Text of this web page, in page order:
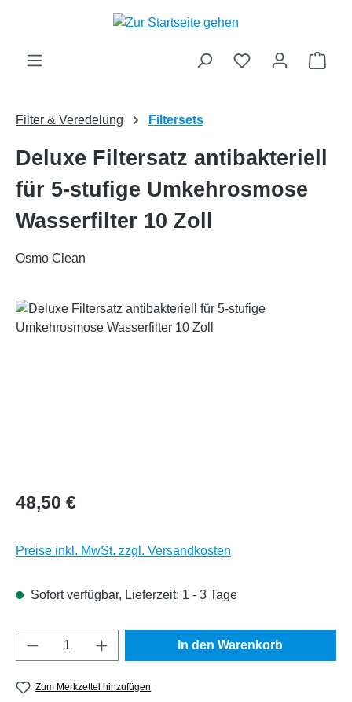
Zum Hauptinhalt springen
Filter & Veredelung Filtersets
Deluxe Filtersatz antibakteriell
für 5-stufige Umkehrosmose
Wasserfilter 10 Zoll
Osmo Clean
Bildergalerie überspringen
Regulärer Preis:
48,50 €
Preise inkl. MwSt. zzgl. Versandkosten
Sofort verfügbar, Lieferzeit: 1 - 3 Tage
Produkt Anzahl: Gib den gewünschten
In den Warenkorb
Zum Merkzettel hinzufügen